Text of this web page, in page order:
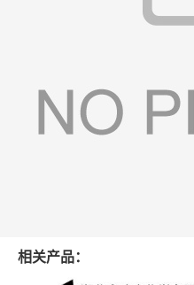
相关产品：